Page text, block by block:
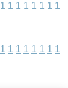
1 1 1 1 1 1 1 1
1 1 1 1 1 1 1 1